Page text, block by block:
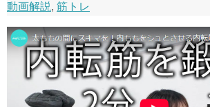
動画解説, 筋トレ